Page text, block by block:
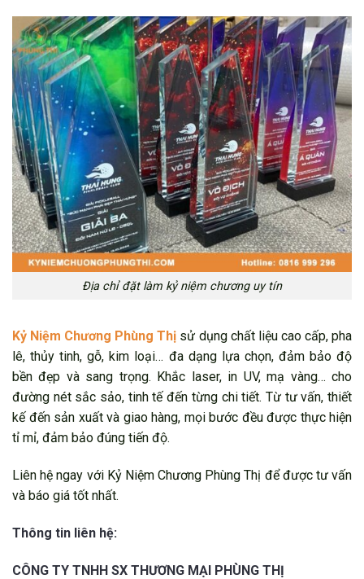
Địa chỉ đặt làm kỷ niệm chương uy tín
Kỷ Niệm Chương Phùng Thị sử dụng chất liệu cao cấp, pha
lê, thủy tinh, gỗ, kim loại… đa dạng lựa chọn, đảm bảo độ
bền đẹp và sang trọng. Khắc laser, in UV, mạ vàng… cho
đường nét sắc sảo, tinh tế đến từng chi tiết. Từ tư vấn, thiết
kế đến sản xuất và giao hàng, mọi bước đều được thực hiện
tỉ mỉ, đảm bảo đúng tiến độ.
Liên hệ ngay với Kỷ Niệm Chương Phùng Thị để được tư vấn
và báo giá tốt nhất.
Thông tin liên hệ:
CÔNG TY TNHH SX THƯƠNG MẠI PHÙNG THỊ